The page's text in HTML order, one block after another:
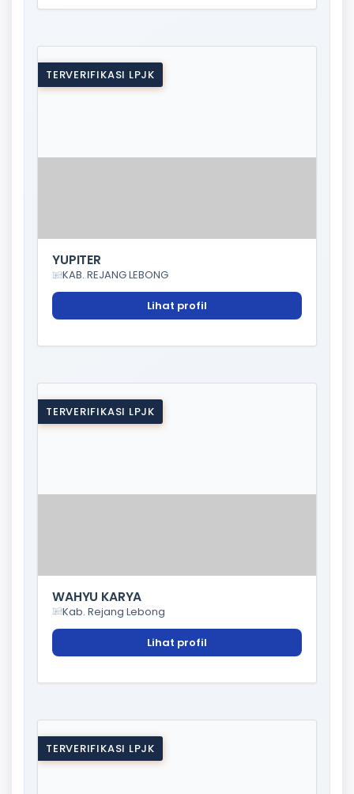
TERVERIFIKASI LPJK
YUPITER
KAB. REJANG LEBONG
Lihat profil
TERVERIFIKASI LPJK
WAHYU KARYA
Kab. Rejang Lebong
Lihat profil
TERVERIFIKASI LPJK